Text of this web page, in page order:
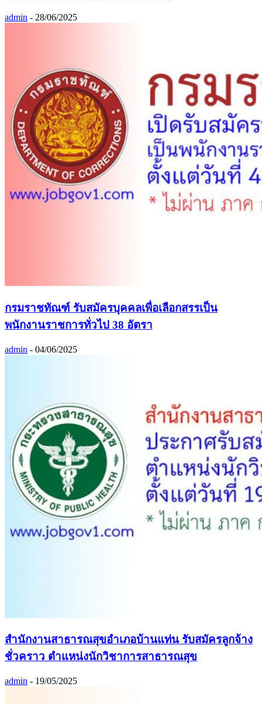
admin - 28/06/2025
กรมราชทัณฑ์ รับสมัครบุคคลเพื่อเลือกสรรเป็น
พนักงานราชการทั่วไป 38 อัตรา
admin - 04/06/2025
สำนักงานสาธารณสุขอำเภอบ้านแท่น รับสมัครลูกจ้าง
ชั่วคราว ตำแหน่งนักวิชาการสาธารณสุข
admin - 19/05/2025